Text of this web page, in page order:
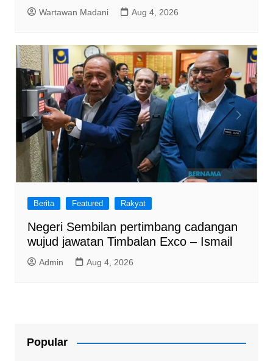
Wartawan Madani Aug 4, 2026
Berita Featured Rakyat
Negeri Sembilan pertimbang cadangan
wujud jawatan Timbalan Exco – Ismail
Admin Aug 4, 2026
Popular